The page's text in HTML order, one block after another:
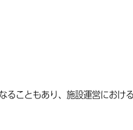
こともあり、施設運営におけ